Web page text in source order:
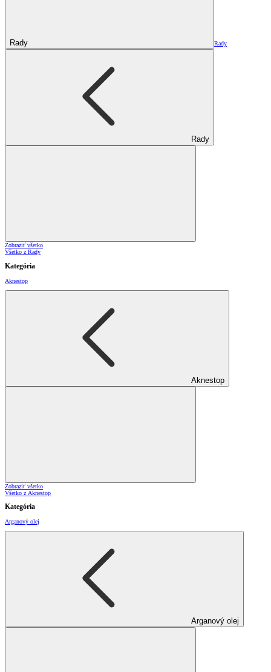
Rady Rady
Rady
Zobraziť všetko
Všetko z Rady
Kategória
Aknestop
Aknestop
Zobraziť všetko
Všetko z Aknestop
Kategória
Arganový olej
Arganový olej